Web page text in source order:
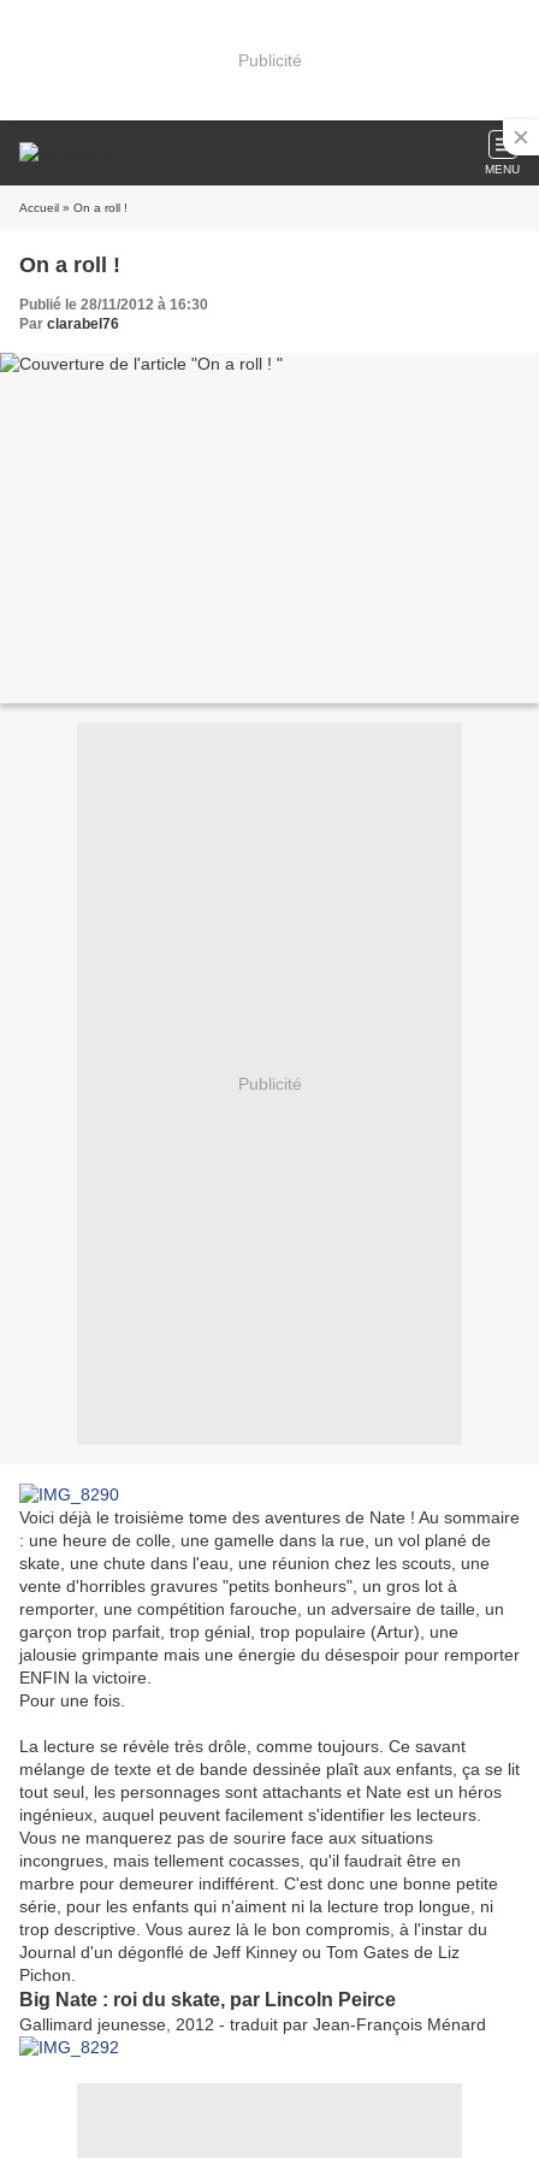
Publicité
MENU
Accueil » On a roll !
On a roll !
Publié le 28/11/2012 à 16:30
Par clarabel76
Publicité
Voici déjà le troisième tome des aventures de Nate ! Au sommaire
: une heure de colle, une gamelle dans la rue, un vol plané de
skate, une chute dans l'eau, une réunion chez les scouts, une
vente d'horribles gravures "petits bonheurs", un gros lot à
remporter, une compétition farouche, un adversaire de taille, un
garçon trop parfait, trop génial, trop populaire (Artur), une
jalousie grimpante mais une énergie du désespoir pour remporter
ENFIN la victoire.
Pour une fois.
La lecture se révèle très drôle, comme toujours. Ce savant
mélange de texte et de bande dessinée plaît aux enfants, ça se lit
tout seul, les personnages sont attachants et Nate est un héros
ingénieux, auquel peuvent facilement s'identifier les lecteurs.
Vous ne manquerez pas de sourire face aux situations
incongrues, mais tellement cocasses, qu'il faudrait être en
marbre pour demeurer indifférent. C'est donc une bonne petite
série, pour les enfants qui n'aiment ni la lecture trop longue, ni
trop descriptive. Vous aurez là le bon compromis, à l'instar du
Journal d'un dégonflé de Jeff Kinney ou Tom Gates de Liz
Pichon.
Big Nate : roi du skate, par Lincoln Peirce
Gallimard jeunesse, 2012 - traduit par Jean-François Ménard